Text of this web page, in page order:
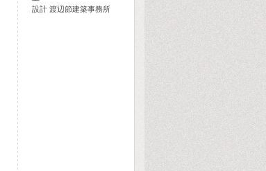
設計 渡辺節建築事務所